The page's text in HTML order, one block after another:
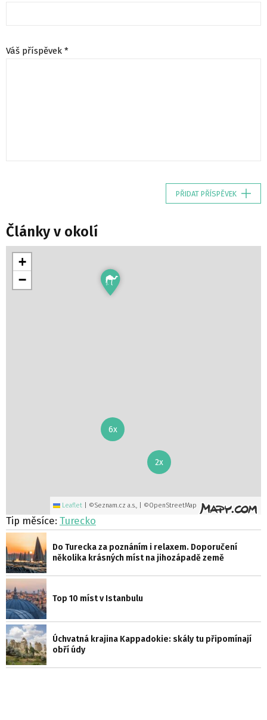
Váš příspěvek *
PŘIDAT PŘÍSPĚVEK
Články v okolí
2x
6x
+
−
Leaflet ©Seznam.cz a.s., | ©OpenStreetMap
Tip měsíce: Turecko
Do Turecka za poznáním i relaxem. Doporučení
několika krásných míst na jihozápadě země
Top 10 míst v Istanbulu
Úchvatná krajina Kappadokie: skály tu připomínají
obří údy